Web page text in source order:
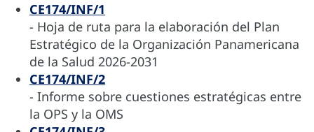
CE174/INF/1
- Hoja de ruta para la elaboración del Plan
Estratégico de la Organización Panamericana
de la Salud 2026-2031
CE174/INF/2
- Informe sobre cuestiones estratégicas entre
la OPS y la OMS